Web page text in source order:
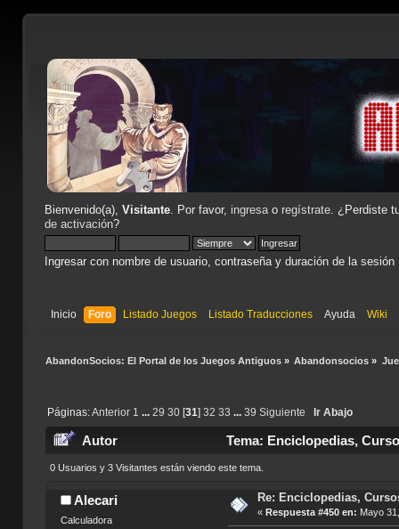
Bienvenido(a), Visitante. Por favor, ingresao regístrate. ¿Perdiste
de activación?
Ingresar con nombre de usuario, contraseña y duración de la sesión
Inicio Foro Listado Juegos Listado Traducciones Ayuda Wiki
AbandonSocios: El Portal de los Juegos Antiguos» Abandonsocios »
Páginas:Anterior 1 ... 29 30[31] 32 33 ... 39 Siguiente Ir Abajo
Autor Tema: Enciclopedias,
0 Usuarios y 3 Visitantes están viendo este tema.
Alecari
Calculadora
Re: Enciclopedias,
« Respuesta #450 en: Mayo